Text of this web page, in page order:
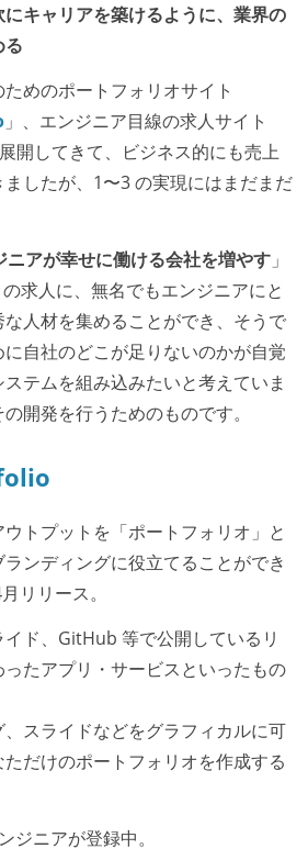
キャリアを築けるように、業界の
る
めのポートフォリオサイト
」、エンジニア目線の求人サイト
展開してきて、ビジネス的にも売上
したが、1〜3 の実現にはまだまだ
ニアが幸せに働ける会社を増やす 」
の求人に、無名でもエンジニアにと
人材を集めることができ、そうで
自社のどこが足りないのかが自覚
テムを組み込みたいと考えていま
開発を行うためのものです。
トプットを「ポートフォリオ」と
ンディングに役立てることができ
リリース。
ド、GitHub 等で公開しているリ
たアプリ・サービスといったもの
スライドなどをグラフィカルに可
だけのポートフォリオを作成する
ジニアが登録中。